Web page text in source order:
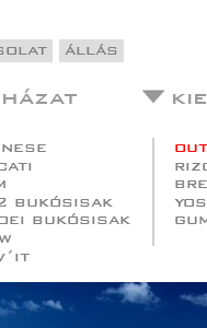
állás
bukósisak
bukósisak